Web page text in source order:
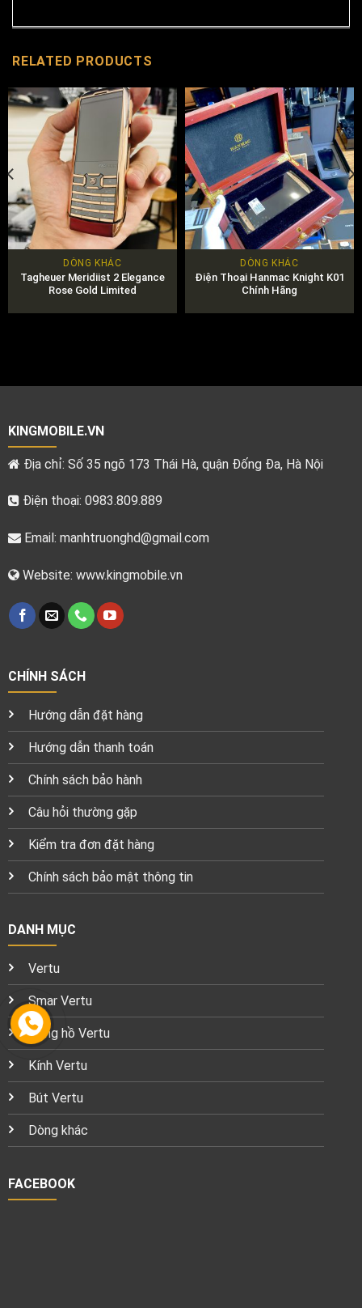
RELATED PRODUCTS
DÒNG KHÁC
Tagheuer Meridiist 2 Elegance
Rose Gold Limited
DÒNG KHÁC
Điện Thoại Hanmac Knight K01
Chính Hãng
KINGMOBILE.VN
Địa chỉ: Số 35 ngõ 173 Thái Hà, quận Đống Đa, Hà Nội
Điện thoại: 0983.809.889
Email: manhtruonghd@gmail.com
Website: www.kingmobile.vn
CHÍNH SÁCH
Hướng dẫn đặt hàng
Hướng dẫn thanh toán
Chính sách bảo hành
Câu hỏi thường gặp
Kiểm tra đơn đặt hàng
Chính sách bảo mật thông tin
DANH MỤC
Vertu
Smar Vertu
Đồng hồ Vertu
Kính Vertu
Bút Vertu
Dòng khác
FACEBOOK